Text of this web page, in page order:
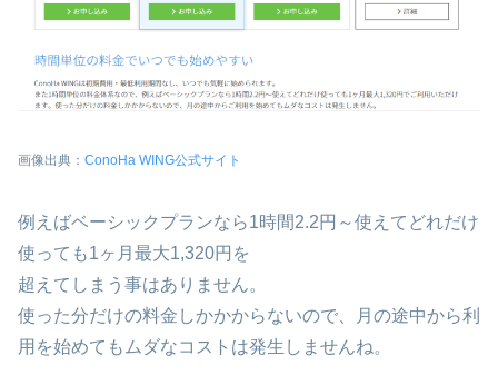
画像出典： ConoHa WING公式サイト
例えばベーシックプランなら1時間2.2円～使えてどれだけ
使っても1ヶ月最大1,320円を
超えてしまう事はありません。
使った分だけの料金しかかからないので、月の途中から利
用を始めてもムダなコストは発生しませんね。